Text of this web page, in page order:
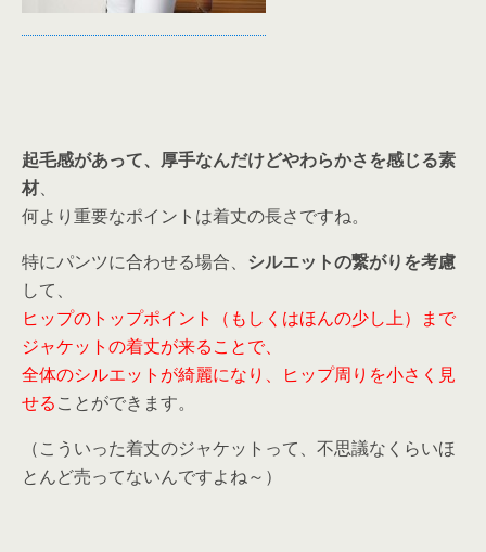
起毛感があって、厚手なんだけどやわらかさを感じる素
材、
何より重要なポイントは着丈の長さですね。
特にパンツに合わせる場合、 シルエットの繋がりを考慮
して、
ヒップのトップポイント（もしくはほんの少し上）まで
ジャケットの着丈が来ることで、
全体のシルエットが綺麗になり、ヒップ周りを小さく見
せることができます。
（こういった着丈のジャケットって、不思議なくらいほ
とんど売ってないんですよね～）